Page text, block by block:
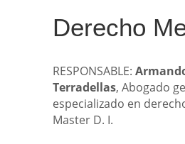
Derecho
RESPONSABLE:
Terradellas, Abogado
especializado en
Master D. I.